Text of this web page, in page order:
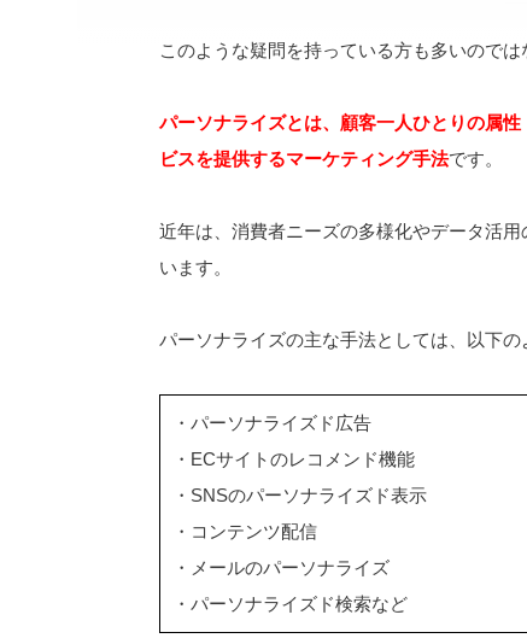
このような疑問を持っている方も多いのでは
パーソナライズとは、顧客一人ひとりの属
ビスを提供するマーケティング手法です。
近年は、消費者ニーズの多様化やデータ活
います。
パーソナライズの主な手法としては、以下の
・パーソナライズド広告
・ECサイトのレコメンド機能
・SNSのパーソナライズド表示
・コンテンツ配信
・メールのパーソナライズ
・パーソナライズド検索など